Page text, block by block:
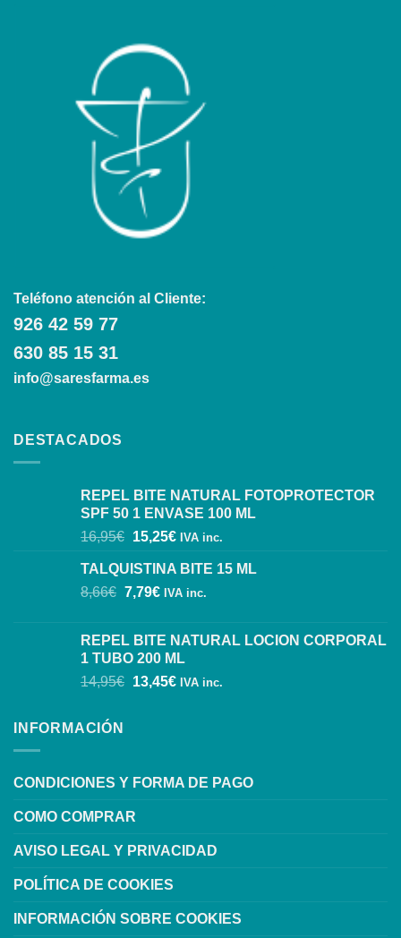
Teléfono atención al Cliente:
926 42 59 77
630 85 15 31
info@saresfarma.es
DESTACADOS
REPEL BITE NATURAL FOTOPROTECTOR
SPF 50 1 ENVASE 100 ML
16,95€ 15,25€ IVA inc.
TALQUISTINA BITE 15 ML
8,66€ 7,79€ IVA inc.
REPEL BITE NATURAL LOCION CORPORAL
1 TUBO 200 ML
14,95€ 13,45€ IVA inc.
INFORMACIÓN
CONDICIONES Y FORMA DE PAGO
COMO COMPRAR
AVISO LEGAL Y PRIVACIDAD
POLÍTICA DE COOKIES
INFORMACIÓN SOBRE COOKIES